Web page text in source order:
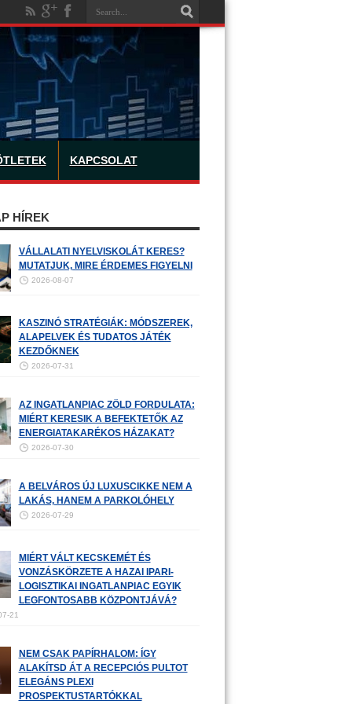
KAPCSOLAT
HÍREK
VÁLLALATI NYELVISKOLÁT KERES?
MUTATJUK, MIRE ÉRDEMES FIGYELNI
2026-08-07
KASZINÓ STRATÉGIÁK: MÓDSZEREK,
ALAPELVEK ÉS TUDATOS JÁTÉK
KEZDŐKNEK
2026-07-31
AZ INGATLANPIAC ZÖLD FORDULATA:
MIÉRT KERESIK A BEFEKTETŐK AZ
ENERGIATAKARÉKOS HÁZAKAT?
2026-07-30
A BELVÁROS ÚJ LUXUSCIKKE NEM A
LAKÁS, HANEM A PARKOLÓHELY
2026-07-29
MIÉRT VÁLT KECSKEMÉT ÉS
VONZÁSKÖRZETE A HAZAI IPARI-
LOGISZTIKAI INGATLANPIAC EGYIK
LEGFONTOSABB KÖZPONTJÁVÁ?
21
NEM CSAK PAPÍRHALOM: ÍGY
ALAKÍTSD ÁT A RECEPCIÓS PULTOT
ELEGÁNS PLEXI
PROSPEKTUSTARTÓKKAL